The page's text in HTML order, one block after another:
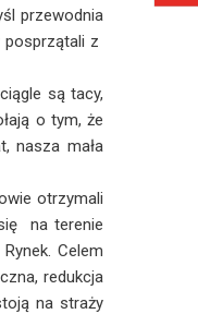
przewodnia
posprzątali z
są tacy,
o tym, że
nasza mała
otrzymali
na terenie
Celem
redukcja
na straży